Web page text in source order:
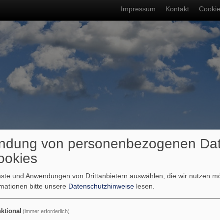
Impressum Kontakt
Trends
Trends
von personenbezogenen
und Anwendungen von Drittanbietern auswählen, die wir nutzen
bitte unsere Datenschutzhinweise lesen.
(immer erforderlich)